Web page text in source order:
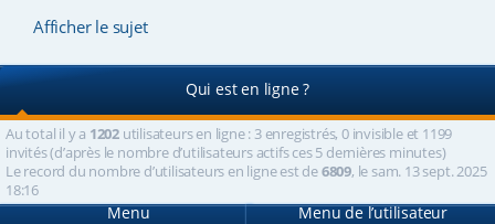
Afficher le sujet
Qui est en ligne ?
Au total il y a 1202 utilisateurs en ligne : 3 enregistrés, 0 invisible et 1199
invités (d’après le nombre d’utilisateurs actifs ces 5 dernières minutes)
Le record du nombre d’utilisateurs en ligne est de6809, le sam. 13 sept. 2025
18:16
Menu Menu de l’utilisateur